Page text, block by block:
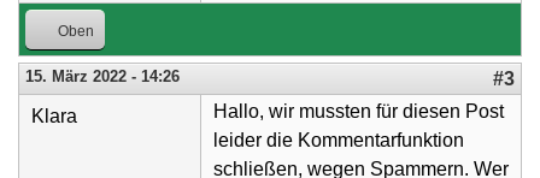
Oben
15. März 2022 - 14:26
#3
Klara
Hallo, wir mussten für diesen Post
leider die Kommentarfunktion
schließen, wegen Spammern. Wer